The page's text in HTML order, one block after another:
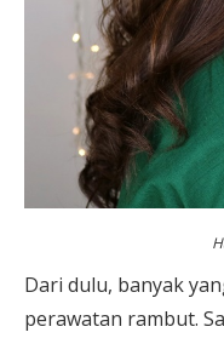
Dari dulu, banyak
perawatan rambut.